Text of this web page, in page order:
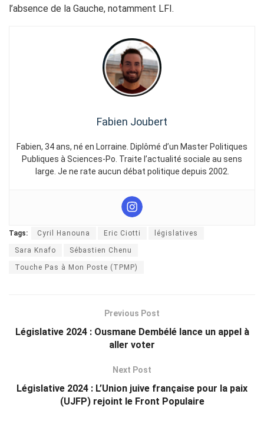
l’absence de la Gauche, notamment LFI.
Fabien Joubert
Fabien, 34 ans, né en Lorraine. Diplômé d’un Master Politiques
Publiques à Sciences-Po. Traite l’actualité sociale au sens
large. Je ne rate aucun débat politique depuis 2002.
Tags: Cyril Hanouna Eric Ciotti législatives
Sara Knafo Sébastien Chenu
Touche Pas à Mon Poste (TPMP)
Previous Post
Législative 2024 : Ousmane Dembélé lance un appel à
aller voter
Next Post
Législative 2024 : L’Union juive française pour la paix
(UJFP) rejoint le Front Populaire